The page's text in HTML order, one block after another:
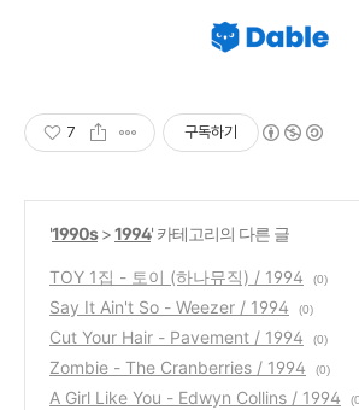
7 구독하기
'1990s>1994' 카테고리의 다른 글
TOY 1집 - 토이 (하나뮤직) / 1994 (0)
Say It Ain't So - Weezer / 1994 (0)
Cut Your Hair - Pavement / 1994 (0)
Zombie - The Cranberries / 1994 (0)
A Girl Like You - Edwyn Collins / 1994